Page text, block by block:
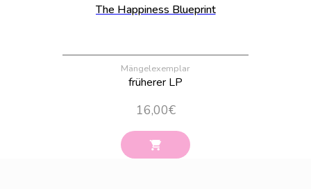
The Happiness Blueprint
Mängelexemplar
früherer LP
16,00€